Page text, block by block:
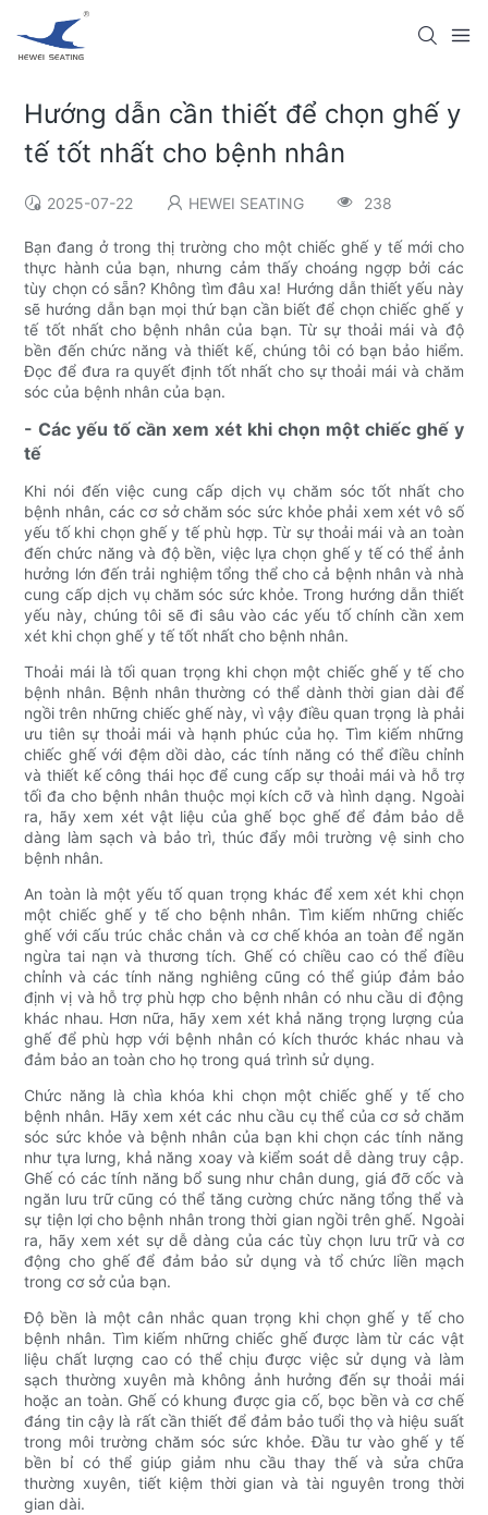
Hướng dẫn cần thiết để chọn ghế y
tế tốt nhất cho bệnh nhân
2025-07-22 HEWEI SEATING 238
Bạn đang ở trong thị trường cho một chiếc ghế y tế mới cho
thực hành của bạn, nhưng cảm thấy choáng ngợp bởi các
tùy chọn có sẵn? Không tìm đâu xa! Hướng dẫn thiết yếu này
sẽ hướng dẫn bạn mọi thứ bạn cần biết để chọn chiếc ghế y
tế tốt nhất cho bệnh nhân của bạn. Từ sự thoải mái và độ
bền đến chức năng và thiết kế, chúng tôi có bạn bảo hiểm.
Đọc để đưa ra quyết định tốt nhất cho sự thoải mái và chăm
sóc của bệnh nhân của bạn.
- Các yếu tố cần xem xét khi chọn một chiếc ghế y
tế
Khi nói đến việc cung cấp dịch vụ chăm sóc tốt nhất cho
bệnh nhân, các cơ sở chăm sóc sức khỏe phải xem xét vô số
yếu tố khi chọn ghế y tế phù hợp. Từ sự thoải mái và an toàn
đến chức năng và độ bền, việc lựa chọn ghế y tế có thể ảnh
hưởng lớn đến trải nghiệm tổng thể cho cả bệnh nhân và nhà
cung cấp dịch vụ chăm sóc sức khỏe. Trong hướng dẫn thiết
yếu này, chúng tôi sẽ đi sâu vào các yếu tố chính cần xem
xét khi chọn ghế y tế tốt nhất cho bệnh nhân.
Thoải mái là tối quan trọng khi chọn một chiếc ghế y tế cho
bệnh nhân. Bệnh nhân thường có thể dành thời gian dài để
ngồi trên những chiếc ghế này, vì vậy điều quan trọng là phải
ưu tiên sự thoải mái và hạnh phúc của họ. Tìm kiếm những
chiếc ghế với đệm dồi dào, các tính năng có thể điều chỉnh
và thiết kế công thái học để cung cấp sự thoải mái và hỗ trợ
tối đa cho bệnh nhân thuộc mọi kích cỡ và hình dạng. Ngoài
ra, hãy xem xét vật liệu của ghế bọc ghế để đảm bảo dễ
dàng làm sạch và bảo trì, thúc đẩy môi trường vệ sinh cho
bệnh nhân.
An toàn là một yếu tố quan trọng khác để xem xét khi chọn
một chiếc ghế y tế cho bệnh nhân. Tìm kiếm những chiếc
ghế với cấu trúc chắc chắn và cơ chế khóa an toàn để ngăn
ngừa tai nạn và thương tích. Ghế có chiều cao có thể điều
chỉnh và các tính năng nghiêng cũng có thể giúp đảm bảo
định vị và hỗ trợ phù hợp cho bệnh nhân có nhu cầu di động
khác nhau. Hơn nữa, hãy xem xét khả năng trọng lượng của
ghế để phù hợp với bệnh nhân có kích thước khác nhau và
đảm bảo an toàn cho họ trong quá trình sử dụng.
Chức năng là chìa khóa khi chọn một chiếc ghế y tế cho
bệnh nhân. Hãy xem xét các nhu cầu cụ thể của cơ sở chăm
sóc sức khỏe và bệnh nhân của bạn khi chọn các tính năng
như tựa lưng, khả năng xoay và kiểm soát dễ dàng truy cập.
Ghế có các tính năng bổ sung như chân dung, giá đỡ cốc và
ngăn lưu trữ cũng có thể tăng cường chức năng tổng thể và
sự tiện lợi cho bệnh nhân trong thời gian ngồi trên ghế. Ngoài
ra, hãy xem xét sự dễ dàng của các tùy chọn lưu trữ và cơ
động cho ghế để đảm bảo sử dụng và tổ chức liền mạch
trong cơ sở của bạn.
Độ bền là một cân nhắc quan trọng khi chọn ghế y tế cho
bệnh nhân. Tìm kiếm những chiếc ghế được làm từ các vật
liệu chất lượng cao có thể chịu được việc sử dụng và làm
sạch thường xuyên mà không ảnh hưởng đến sự thoải mái
hoặc an toàn. Ghế có khung được gia cố, bọc bền và cơ chế
đáng tin cậy là rất cần thiết để đảm bảo tuổi thọ và hiệu suất
trong môi trường chăm sóc sức khỏe. Đầu tư vào ghế y tế
bền bỉ có thể giúp giảm nhu cầu thay thế và sửa chữa
thường xuyên, tiết kiệm thời gian và tài nguyên trong thời
gian dài.